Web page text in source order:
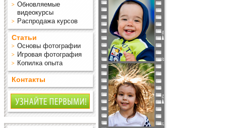
Обновляемые
видеокурсы
Распродажа курсов
Статьи
Основы фотографии
Игровая фотография
Копилка опыта
Контакты